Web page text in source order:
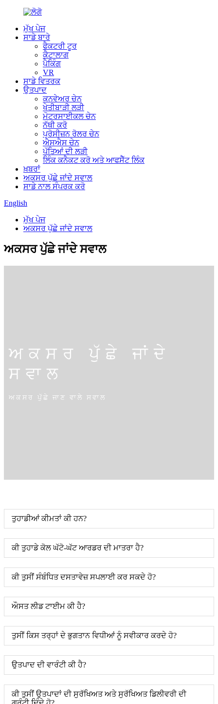
ਮੁੱਖ ਪੇਜ
ਸਾਡੇ ਬਾਰੇ
ਫੈਕਟਰੀ ਟੂਰ
ਕੈਟਾਲਾਗ
ਪੈਕਿੰਗ
VR
ਸਾਡੇ ਵਿਤਰਕ
ਉਤਪਾਦ
ਕਨਵੇਅਰ ਚੇਨ
ਖੇਤੀਬਾੜੀ ਲੜੀ
ਮੋਟਰਸਾਈਕਲ ਚੇਨ
ਨੱਥੀ ਕਰੋ
ਪ੍ਰੋਸੀਜ਼ਨ ਰੋਲਰ ਚੇਨ
ਐਸਐਸ ਚੇਨ
ਪੱਤਿਆਂ ਦੀ ਲੜੀ
ਲਿੰਕ ਕਨੈਕਟ ਕਰੋ ਅਤੇ ਆਫਸੈੱਟ ਲਿੰਕ
ਖ਼ਬਰਾਂ
ਅਕਸਰ ਪੁੱਛੇ ਜਾਂਦੇ ਸਵਾਲ
ਸਾਡੇ ਨਾਲ ਸੰਪਰਕ ਕਰੋ
English
ਮੁੱਖ ਪੇਜ
ਅਕਸਰ ਪੁੱਛੇ ਜਾਂਦੇ ਸਵਾਲ
ਅਕਸਰ ਪੁੱਛੇ ਜਾਂਦੇ ਸਵਾਲ
ਅਕਸਰ ਪੁੱਛੇ ਜਾਂਦੇ
ਸਵਾਲ
ਅਕਸਰ ਪੁੱਛੇ ਜਾਣ ਵਾਲੇ ਸਵਾਲ
ਤੁਹਾਡੀਆਂ ਕੀਮਤਾਂ ਕੀ ਹਨ?
ਕੀ ਤੁਹਾਡੇ ਕੋਲ ਘੱਟੋ-ਘੱਟ ਆਰਡਰ ਦੀ ਮਾਤਰਾ ਹੈ?
ਕੀ ਤੁਸੀਂ ਸੰਬੰਧਿਤ ਦਸਤਾਵੇਜ਼ ਸਪਲਾਈ ਕਰ ਸਕਦੇ ਹੋ?
ਔਸਤ ਲੀਡ ਟਾਈਮ ਕੀ ਹੈ?
ਤੁਸੀਂ ਕਿਸ ਤਰ੍ਹਾਂ ਦੇ ਭੁਗਤਾਨ ਵਿਧੀਆਂ ਨੂੰ ਸਵੀਕਾਰ ਕਰਦੇ ਹੋ?
ਉਤਪਾਦ ਦੀ ਵਾਰੰਟੀ ਕੀ ਹੈ?
ਕੀ ਤੁਸੀਂ ਉਤਪਾਦਾਂ ਦੀ ਸੁਰੱਖਿਅਤ ਅਤੇ ਸੁਰੱਖਿਅਤ ਡਿਲੀਵਰੀ ਦੀ